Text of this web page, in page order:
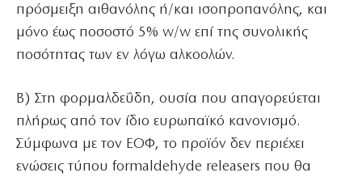
πρόσμειξη αιθανόλης ή/και ισοπροπανόλης, και
μόνο έως ποσοστό 5% w/w επί της συνολικής
ποσότητας των εν λόγω αλκοολών.
Β) Στη φορμαλδεΰδη, ουσία που απαγορεύεται
πλήρως από τον ίδιο ευρωπαϊκό κανονισμό.
Σύμφωνα με τον ΕΟΦ, το προϊόν δεν περιέχει
ενώσεις τύπου formaldehyde releasers που θα